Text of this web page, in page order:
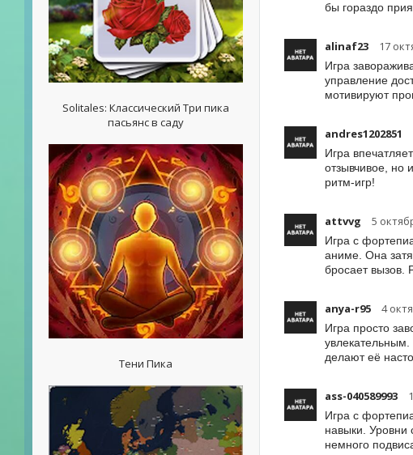
Solitales: Классический Три пика
пасьянс в саду
Тени Пика
бы гораздо
alinaf23 17
Игра
управление
мотивируют
andres1202851
Игра
отзывчивое, но
ритм-игр!
attvvg 5
Игра с
аниме. Она
бросает вызов.
anya-r95 4
Игра просто
делают её
ass-040589993
Игра с
навыки. Уровни
немного